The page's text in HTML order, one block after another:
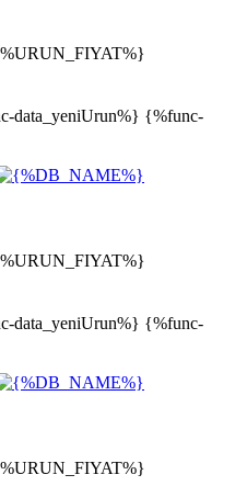
data_yeniUrun%} {%func-
data_yeniUrun%} {%func-